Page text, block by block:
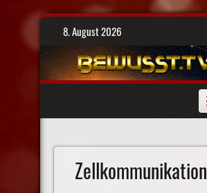
Skip
8. August 2026
Zellkommunikation